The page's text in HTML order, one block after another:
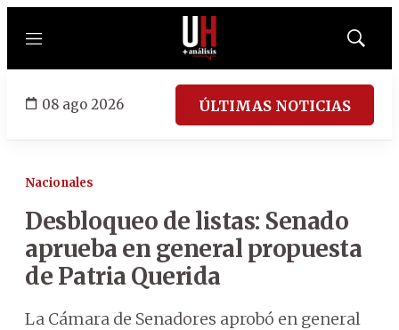
Menú
Mostrar
08 ago 2026 ÚLTIMAS NOTICIAS
Nacionales
Desbloqueo de listas: Senado
aprueba en general propuesta
de Patria Querida
La Cámara de Senadores aprobó en general